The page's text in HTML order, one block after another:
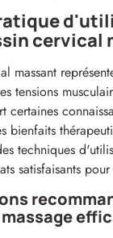
cervical
massant
tensions
certaines
bienfaits
techniques
satisfaisants
massage